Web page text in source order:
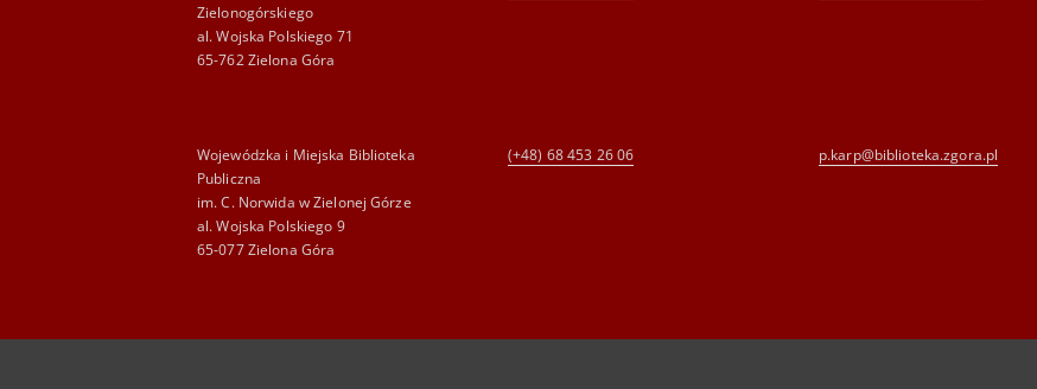
Zielonogórskiego
al. Wojska Polskiego 71
65-762 Zielona Góra
Wojewódzka i Miejska Biblioteka
Publiczna
im. C. Norwida w Zielonej Górze
al. Wojska Polskiego 9
65-077 Zielona Góra
(+48) 68 453 26 06 p.karp@biblioteka.zgora.pl